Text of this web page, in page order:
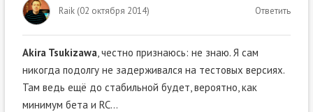
Raik(02 октября 2014) Ответить
Akira Tsukizawa , честно признаюсь: не знаю. Я сам
никогда подолгу не задерживался на тестовых версиях.
Там ведь ещё до стабильной будет, вероятно, как
минимум бета и RC…